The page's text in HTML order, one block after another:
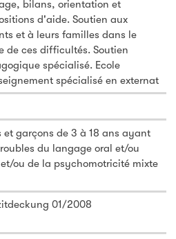
bilans, orientation et
d'aide. Soutien aux
et à leurs familles dans le
de ces difficultés. Soutien
spécialisé. Ecole
spécialisé en externat
et garçons de 3 à 18 ans ayant
du langage oral et/ou
ou de la psychomotricité mixte
01/2008